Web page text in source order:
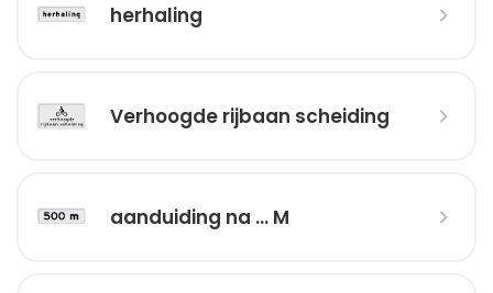
herhaling
Verhoogde rijbaan scheiding
aanduiding na ... M